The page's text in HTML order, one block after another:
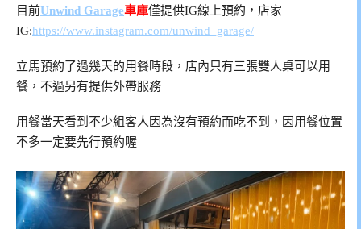
目前Unwind Garage車庫僅提供IG線上預約，店家
IG:https://www.instagram.com/unwind_garage/
立馬預約了過幾天的用餐時段，店內只有三張雙人桌可以用
餐，不過另有提供外帶服務
用餐當天看到不少組客人因為沒有預約而吃不到，因用餐位置
不多一定要先行預約喔